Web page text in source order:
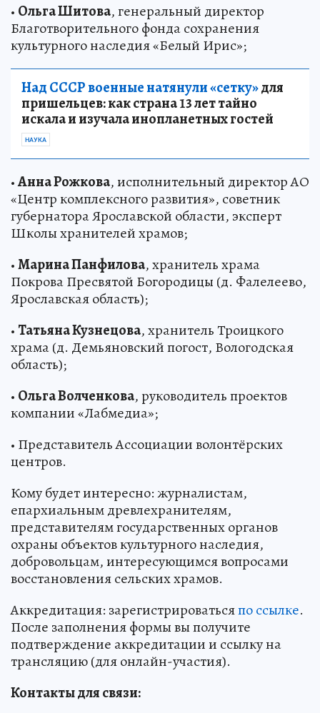
• Ольга Шитова, генеральный директор
Благотворительного фонда сохранения
культурного наследия «Белый Ирис»;
Над СССР военные натянули «сетку»для
пришельцев: как страна 13 лет тайно
искала и изучала инопланетных гостей
НАУКА
•Анна Рожкова, исполнительный директор АО
«Центр комплексного развития», советник
губернатора Ярославской области, эксперт
Школы хранителей храмов;
•Марина Панфилова, хранитель храма
Покрова Пресвятой Богородицы (д. Фалелеево,
Ярославская область);
• Татьяна Кузнецова, хранитель Троицкого
храма (д. Демьяновский погост, Вологодская
область);
• Ольга Волченкова, руководитель проектов
компании «Лабмедиа»;
• Представитель Ассоциации волонтёрских
центров.
Кому будет интересно: журналистам,
епархиальным древлехранителям,
представителям государственных органов
охраны объектов культурного наследия,
добровольцам, интересующимся вопросами
восстановления сельских храмов.
Аккредитация: зарегистрироватьсяпо ссылке.
После заполнения формы вы получите
подтверждение аккредитации и ссылку на
трансляцию (для онлайн-участия).
Контакты для связи: